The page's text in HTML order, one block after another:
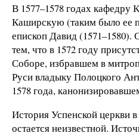
В 1577–1578 годах кафедру
Каширскую (таким было ее
епископ Давид (1571–1580).
тем, что в 1572 году
Соборе, избравшем в
Руси владыку Полоцкого
1578 года,
История Успенской церкви
остается неизвестной.